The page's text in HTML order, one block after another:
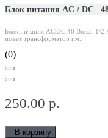
Блок питания AC / DC_
Блок питания AC|DC 48 Вольт 1/
имеет трансформатор им..
(0)
250.00 р.
В корзину